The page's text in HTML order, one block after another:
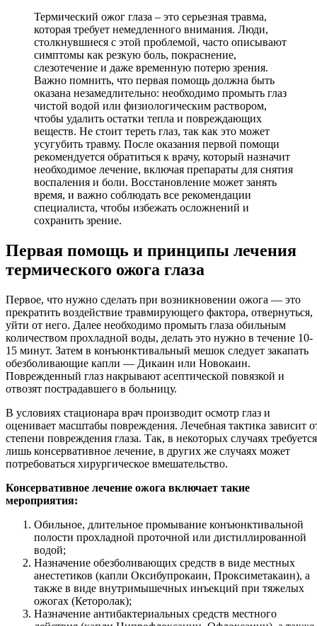
Термический ожог глаза – это серьезная травма,
которая требует немедленного внимания. Люди,
столкнувшиеся с этой проблемой, часто описывают
симптомы как резкую боль, покраснение,
слезотечение и даже временную потерю зрения.
Важно помнить, что первая помощь должна быть
оказана незамедлительно: необходимо промыть глаз
чистой водой или физиологическим раствором,
чтобы удалить остатки тепла и повреждающих
веществ. Не стоит тереть глаз, так как это может
усугубить травму. После оказания первой помощи
рекомендуется обратиться к врачу, который назначит
необходимое лечение, включая препараты для снятия
воспаления и боли. Восстановление может занять
время, и важно соблюдать все рекомендации
специалиста, чтобы избежать осложнений и
сохранить зрение.
Первая помощь и принципы лечения
термического ожога глаза
Первое, что нужно сделать при возникновении ожога — это
прекратить воздействие травмирующего фактора, отвернуться,
уйти от него. Далее необходимо промыть глаза обильным
количеством прохладной воды, делать это нужно в течение 10-
15 минут. Затем в конъюнктивальный мешок следует закапать
обезболивающие капли — Дикаин или Новокаин.
Поврежденный глаз накрывают асептической повязкой и
отвозят пострадавшего в больницу.
В условиях стационара врач производит осмотр глаз и
оценивает масштабы повреждения. Лечебная тактика зависит
степени повреждения глаза. Так, в некоторых случаях требуется
лишь консервативное лечение, в других же случаях может
потребоваться хирургическое вмешательство.
Консервативное лечение ожога включает такие
мероприятия:
Обильное, длительное промывание конъюнктивальной
полости прохладной проточной или дистиллированной
водой;
Назначение обезболивающих средств в виде местных
анестетиков (капли Оксибупрокаин, Проксиметакаин), а
также в виде внутримышечных инъекций при тяжелых
ожогах (Кеторолак);
Назначение антибактериальных средств местного